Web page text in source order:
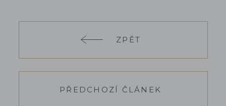
ZPĚT
PŘEDCHOZÍ ČLÁNEK